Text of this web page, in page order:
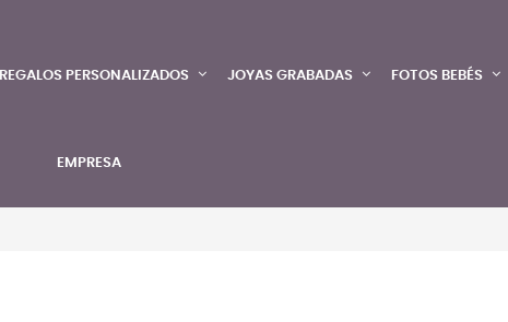
REGALOS PERSONALIZADOS JOYAS GRABADAS FOTOS BEBÉS
EMPRESA